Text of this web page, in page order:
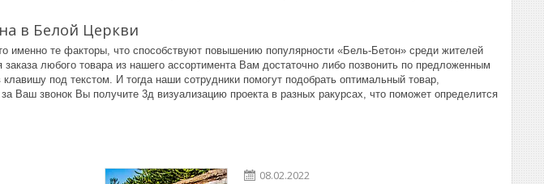
в Белой Церкви
именно те факторы, что способствуют повышению популярности «Бель-Бетон» среди жителей
любого товара из нашего ассортимента Вам достаточно либо позвонить по предложенным
клавишу под текстом. И тогда наши сотрудники помогут подобрать оптимальный товар,
Ваш звонок Вы получите 3д визуализацию проекта в разных ракурсах, что поможет определится
08.02.2022